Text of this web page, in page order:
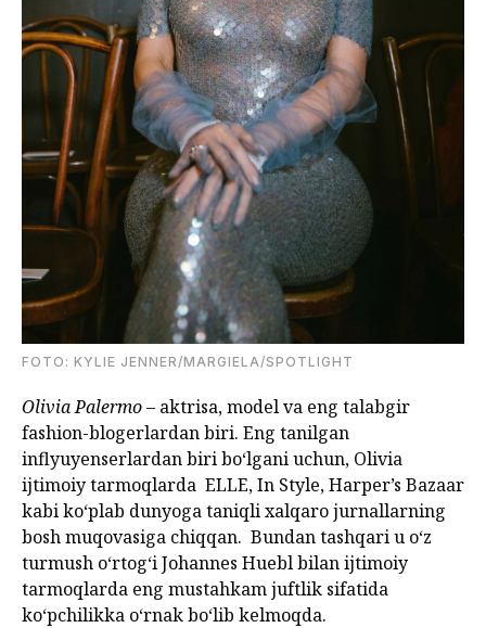
FOTO: KYLIE JENNER/MARGIELA/SPOTLIGHT
Olivia Palermo– aktrisa, model va eng talabgir
fashion-blogerlardan biri. Eng tanilgan
inflyuyenserlardan biri bo‘lgani uchun, Olivia
ijtimoiy tarmoqlarda ELLE, In Style, Harper’s Bazaar
kabi ko‘plab dunyoga taniqli xalqaro jurnallarning
bosh muqovasiga chiqqan. Bundan tashqari u o‘z
turmush o‘rtog‘i Johannes Huebl bilan ijtimoiy
tarmoqlarda eng mustahkam juftlik sifatida
ko‘pchilikka o‘rnak bo‘lib kelmoqda.